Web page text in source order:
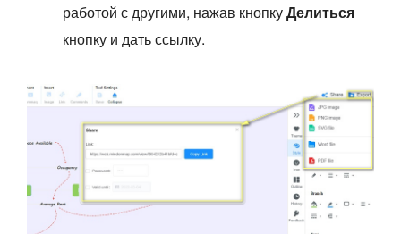
работой с другими, нажав кнопкуДелиться
кнопку и дать ссылку.